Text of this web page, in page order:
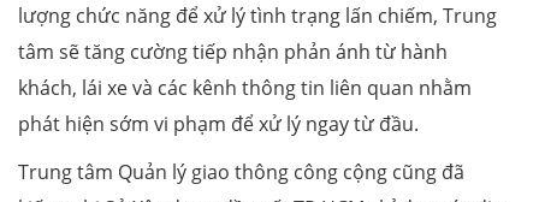
lượng chức năng để xử lý tình trạng lấn chiếm, Trung
tâm sẽ tăng cường tiếp nhận phản ánh từ hành
khách, lái xe và các kênh thông tin liên quan nhằm
phát hiện sớm vi phạm để xử lý ngay từ đầu.
Trung tâm Quản lý giao thông công cộng cũng đã